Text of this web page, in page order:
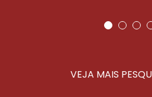
VEJA MAIS